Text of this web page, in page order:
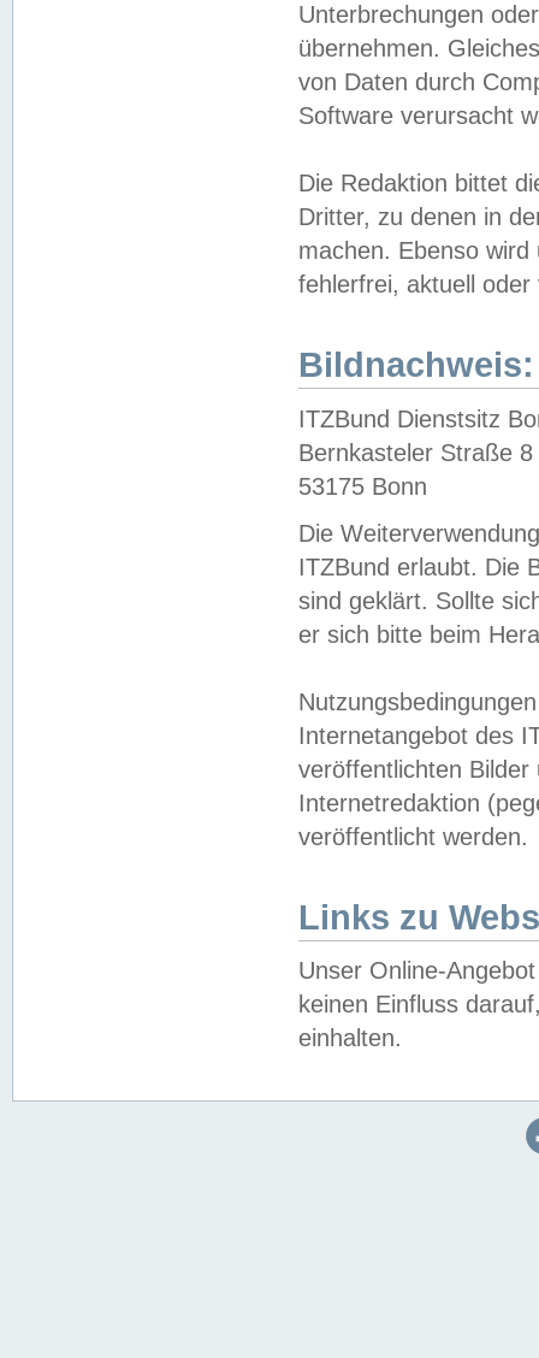
Unterbrechungen
übernehmen.
von Daten durch
Software verursacht
Die Redaktion bittet
Dritter, zu denen in
machen. Ebenso
fehlerfrei, aktuell oder
Bildnachweis:
ITZBund Dienstsitz
Bernkasteler Straße 8
53175 Bonn
Die
ITZBund erlaubt. Die
sind geklärt. Sollte
er sich bitte beim
Internetangebot des
veröffentlichten
Internetredaktion
veröffentlicht werden.
Links zu
Unser Online-
keinen Einfluss
einhalten.